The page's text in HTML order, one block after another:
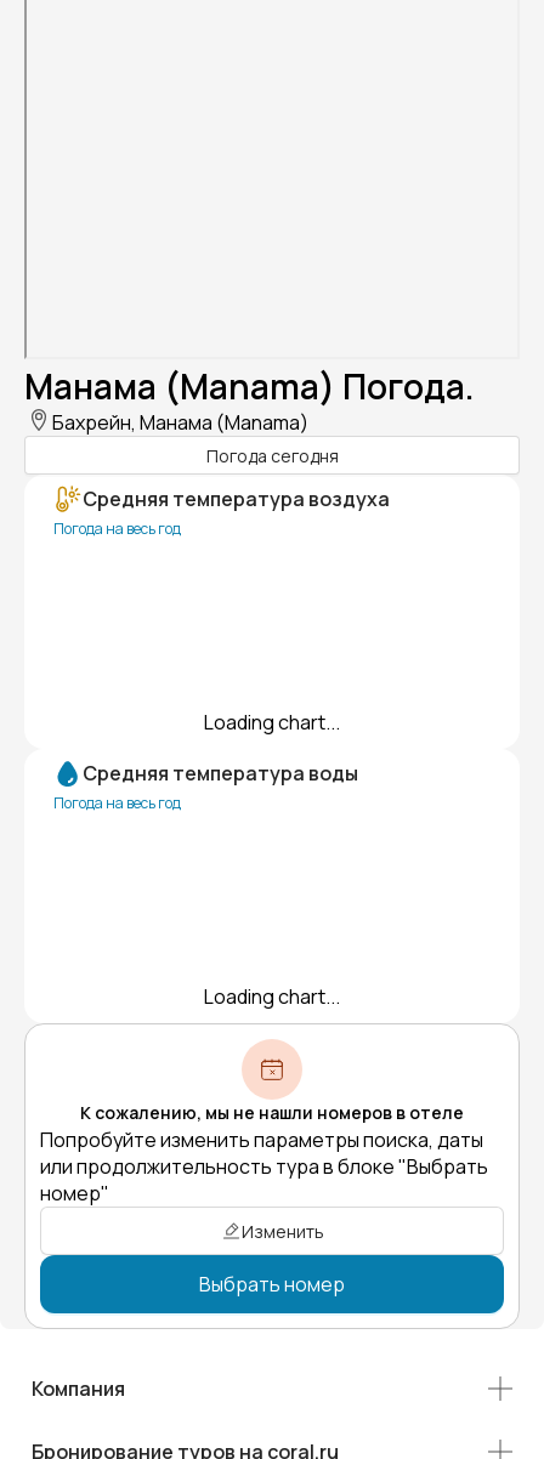
Манама (Manama) Погода.
Бахрейн, Манама (Manama)
Погода сегодня
Средняя температура воздуха
Погода на весь год
Loading chart...
Средняя температура воды
Погода на весь год
Loading chart...
К сожалению, мы не нашли номеров в отеле
Попробуйте изменить параметры поиска, даты
или продолжительность тура в блоке "Выбрать
номер"
Изменить
Выбрать номер
Компания
Бронирование туров на coral.ru